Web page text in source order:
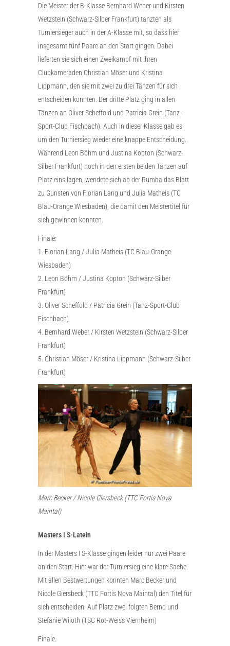
Die Meister der B-Klasse Bernhard Weber und Kirsten
Wetzstein (Schwarz-Silber Frankfurt) tanzten als
Turniersieger auch in der A-Klasse mit, so dass hier
insgesamt fünf Paare an den Start gingen. Dabei
lieferten sie sich einen Zweikampf mit ihren
Clubkameraden Christian Möser und Kristina
Lippmann, den sie mit zwei zu drei Tänzen für sich
entscheiden konnten. Der dritte Platz ging in allen
Tänzen an Oliver Scheffold und Patricia Grein (Tanz-
Sport-Club Fischbach). Auch in dieser Klasse gab es
um den Turniersieg wieder eine knappe Entscheidung.
Während Leon Böhm und Justina Kopton (Schwarz-
Silber Frankfurt) noch in den ersten beiden Tänzen auf
Platz eins lagen, wendete sich ab der Rumba das Blatt
zu Gunsten von Florian Lang und Julia Matheis (TC
Blau-Orange Wiesbaden), die damit den Meistertitel für
sich gewinnen konnten.
Finale:
1. Florian Lang / Julia Matheis (TC Blau-Orange
Wiesbaden)
2. Leon Böhm / Justina Kopton (Schwarz-Silber
Frankfurt)
3. Oliver Scheffold / Patricia Grein (Tanz-Sport-Club
Fischbach)
4. Bernhard Weber / Kirsten Wetzstein (Schwarz-Silber
Frankfurt)
5. Christian Möser / Kristina Lippmann (Schwarz-Silber
Frankfurt)
Marc Becker / Nicole Giersbeck (TTC Fortis Nova
Maintal)
Masters I S-Latein
In der Masters I S-Klasse gingen leider nur zwei Paare
an den Start. Hier war der Turniersieg eine klare Sache.
Mit allen Bestwertungen konnten Marc Becker und
Nicole Giersbeck (TTC Fortis Nova Maintal) den Titel für
sich entscheiden. Auf Platz zwei folgten Bernd und
Stefanie Wiloth (TSC Rot-Weiss Viernheim)
Finale: